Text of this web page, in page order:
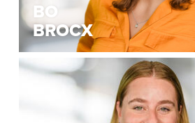
BO
BROCX